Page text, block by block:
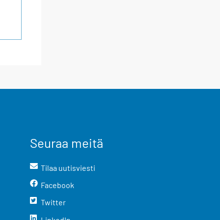
Seuraa meitä
Tilaa uutisviesti
Facebook
Twitter